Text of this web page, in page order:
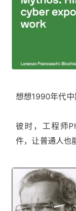
想想1990年代中
彼时，工程师
件，让普通人也